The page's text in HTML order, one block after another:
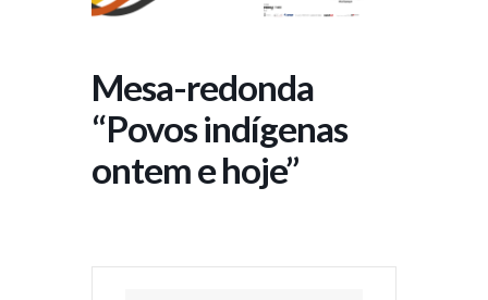
Mesa-redonda
“Povos indígenas
ontem e hoje”